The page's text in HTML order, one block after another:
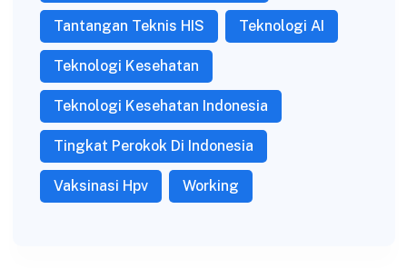
Tantangan Teknis HIS Teknologi AI
Teknologi Kesehatan
Teknologi Kesehatan Indonesia
Tingkat Perokok Di Indonesia
Vaksinasi Hpv Working